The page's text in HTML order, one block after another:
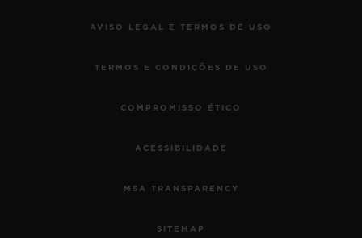
AVISO LEGAL E TERMOS DE USO
TERMOS E CONDIÇÕES DE USO
COMPROMISSO ÉTICO
ACESSIBILIDADE
MSA TRANSPARENCY
SITEMAP